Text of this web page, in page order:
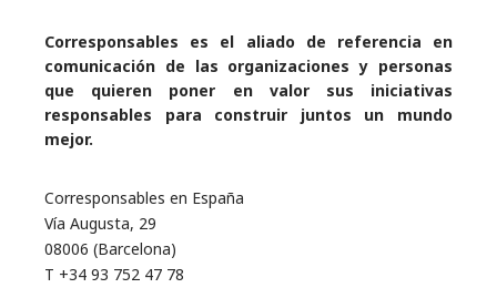
Corresponsables es el aliado de referencia en
comunicación de las organizaciones y personas
que quieren poner en valor sus iniciativas
responsables para construir juntos un mundo
mejor.
Corresponsables en España
Vía Augusta, 29
08006 (Barcelona)
T +34 93 752 47 78